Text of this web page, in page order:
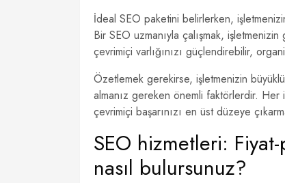
İdeal SEO paketini belirlerken,
Bir SEO uzmanıyla çalışmak,
çevrimiçi varlığınızı güçlendirebilir,
Özetlemek gerekirse, işletmenizin
almanız gereken önemli faktörlerdir. Her
çevrimiçi başarınızı en üst düzeye
SEO hizmetleri:
nasıl bulursunuz?